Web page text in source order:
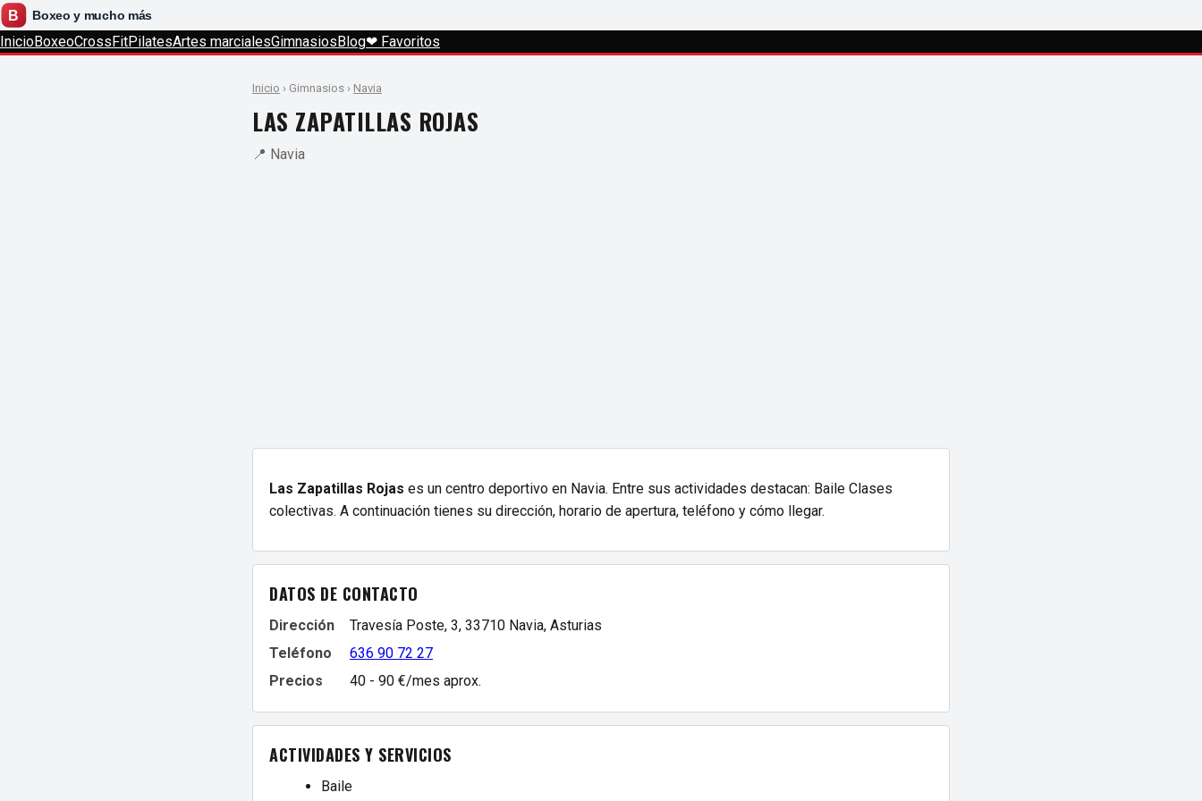
InicioBoxeoCrossFitPilatesArtes marcialesGimnasiosBlog❤ Favoritos
Inicio › Gimnasios › Navia
LAS ZAPATILLAS ROJAS
📍 Navia
Las Zapatillas Rojas es un centro deportivo en Navia. Entre sus actividades destacan: Baile Clases
colectivas. A continuación tienes su dirección, horario de apertura, teléfono y cómo llegar.
DATOS DE CONTACTO
Dirección
Travesía Poste, 3, 33710 Navia, Asturias
Teléfono
636 90 72 27
Precios
40 - 90 €/mes aprox.
ACTIVIDADES Y SERVICIOS
Baile